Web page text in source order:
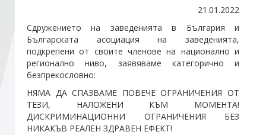
Стани член
Абонирайте се!
21.01.2022
Сдружението на заведенията в България и
Българската асоциация на заведенията,
подкрепени от своите членове на национално и
регионално ниво, заявяваме категорично и
безпрекословно:
НЯМА ДА СПАЗВАМЕ ПОВЕЧЕ ОГРАНИЧЕНИЯ ОТ
ТЕЗИ, НАЛОЖЕНИ КЪМ МОМЕНТА!
ДИСКРИМИНАЦИОННИ ОГРАНИЧЕНИЯ БЕЗ
НИКАКЪВ РЕАЛЕН ЗДРАВЕН ЕФЕКТ!